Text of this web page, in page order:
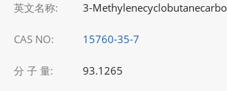
英文名称: 3-
CAS NO: 15760-35-7
分 子 量: 93.1265